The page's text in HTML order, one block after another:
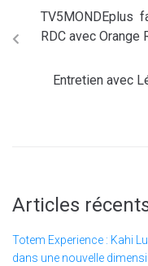
TV5MONDEplus
RDC avec Orange
Entretien avec
Articles
Totem Experience : Kahi
dans une nouvelle